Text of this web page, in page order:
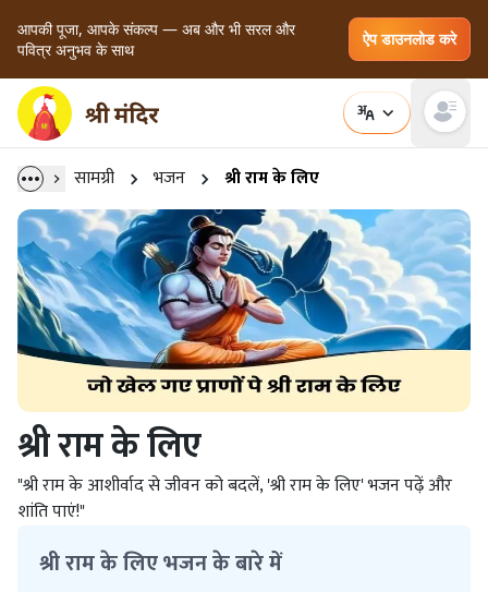
आपकी पूजा, आपके संकल्प — अब और भी सरल और
पवित्र अनुभव के साथ
ऐप डाउनलोड करे
Open
सामग्री भजन श्री राम के लिए
श्री राम के लिए
"श्री राम के आशीर्वाद से जीवन को बदलें, 'श्री राम के लिए' भजन पढ़ें और
शांति पाएं!"
श्री राम के लिए भजन के बारे में